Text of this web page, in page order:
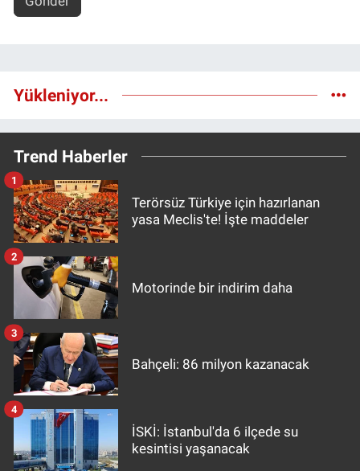
Yükleniyor...
Trend Haberler
Terörsüz Türkiye için hazırlanan
yasa Meclis'te! İşte maddeler
1
Motorinde bir indirim daha
2
Bahçeli: 86 milyon kazanacak
3
İSKİ: İstanbul'da 6 ilçede su
kesintisi yaşanacak
4